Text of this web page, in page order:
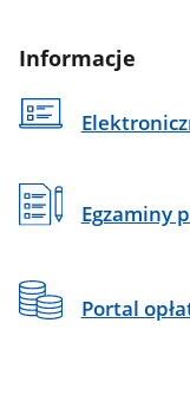
Informacje
Egzaminy
Portal